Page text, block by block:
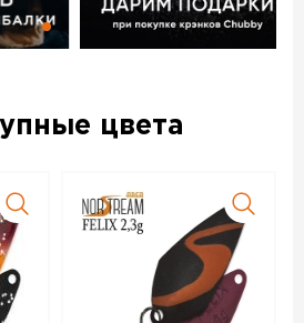
Area Felix стоят качественные
проволоки средней толщины.
блесен были учтены
спортсменов по ловле
FELIX 3 г код цв. 16M –
для заказа в интернет-магазине
с доставкой в Челябинске и
чтобы купить данный товар,
или позвоните по телефону +7
цвета